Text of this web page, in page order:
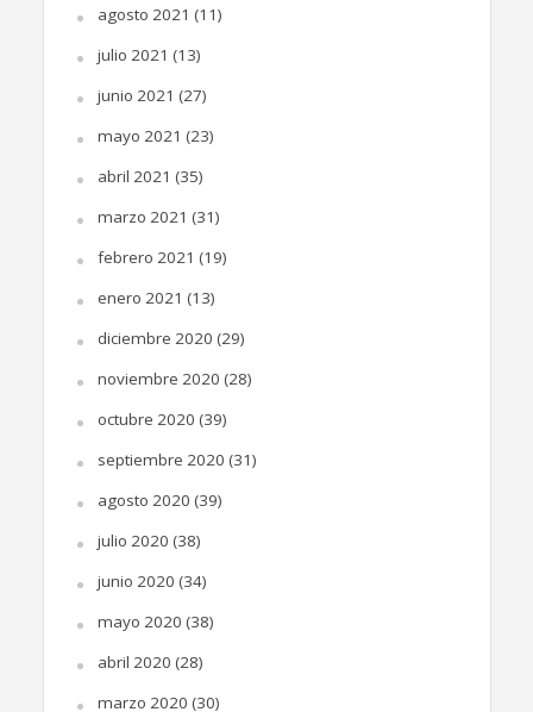
agosto 2021 (11)
julio 2021 (13)
junio 2021 (27)
mayo 2021 (23)
abril 2021 (35)
marzo 2021 (31)
febrero 2021 (19)
enero 2021 (13)
diciembre 2020 (29)
noviembre 2020 (28)
octubre 2020 (39)
septiembre 2020 (31)
agosto 2020 (39)
julio 2020 (38)
junio 2020 (34)
mayo 2020 (38)
abril 2020 (28)
marzo 2020 (30)